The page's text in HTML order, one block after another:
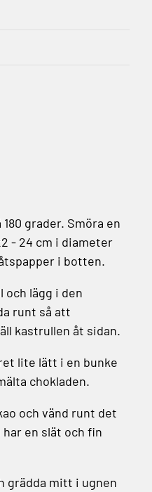
grader. Smöra en
- 24 cm i diameter
i botten.
och lägg i den
runt så att
kastrullen åt sidan.
lite lätt i en bunke
chokladen.
och vänd runt det
en slät och fin
grädda mitt i ugnen